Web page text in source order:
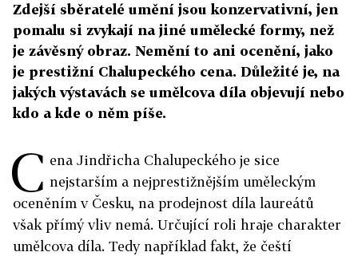
Zdejší sběratelé umění jsou konzervativní, jen
pomalu si zvykají na jiné umělecké formy, než
je závěsný obraz. Nemění to ani ocenění, jako
je prestižní Chalupeckého cena. Důležité je, na
jakých výstavách se umělcova díla objevují nebo
kdo a kde o něm píše.
C ena Jindřicha Chalupeckého je sice
nejstarším a nejprestižnějším uměleckým
oceněním v Česku, na prodejnost díla laureátů
však přímý vliv nemá. Určující roli hraje charakter
umělcova díla. Tedy například fakt, že čeští